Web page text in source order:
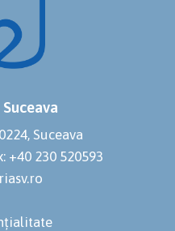
Suceava
+40 230 520593